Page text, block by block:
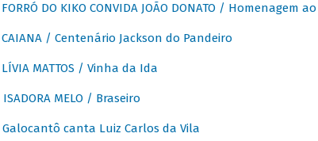
FORRÓ DO KIKO CONVIDA JOÃO DONATO /
CAIANA / Centenário Jackson do Pandeiro
LÍVIA MATTOS / Vinha da Ida
ISADORA MELO / Braseiro
Galocantô canta Luiz Carlos da Vila